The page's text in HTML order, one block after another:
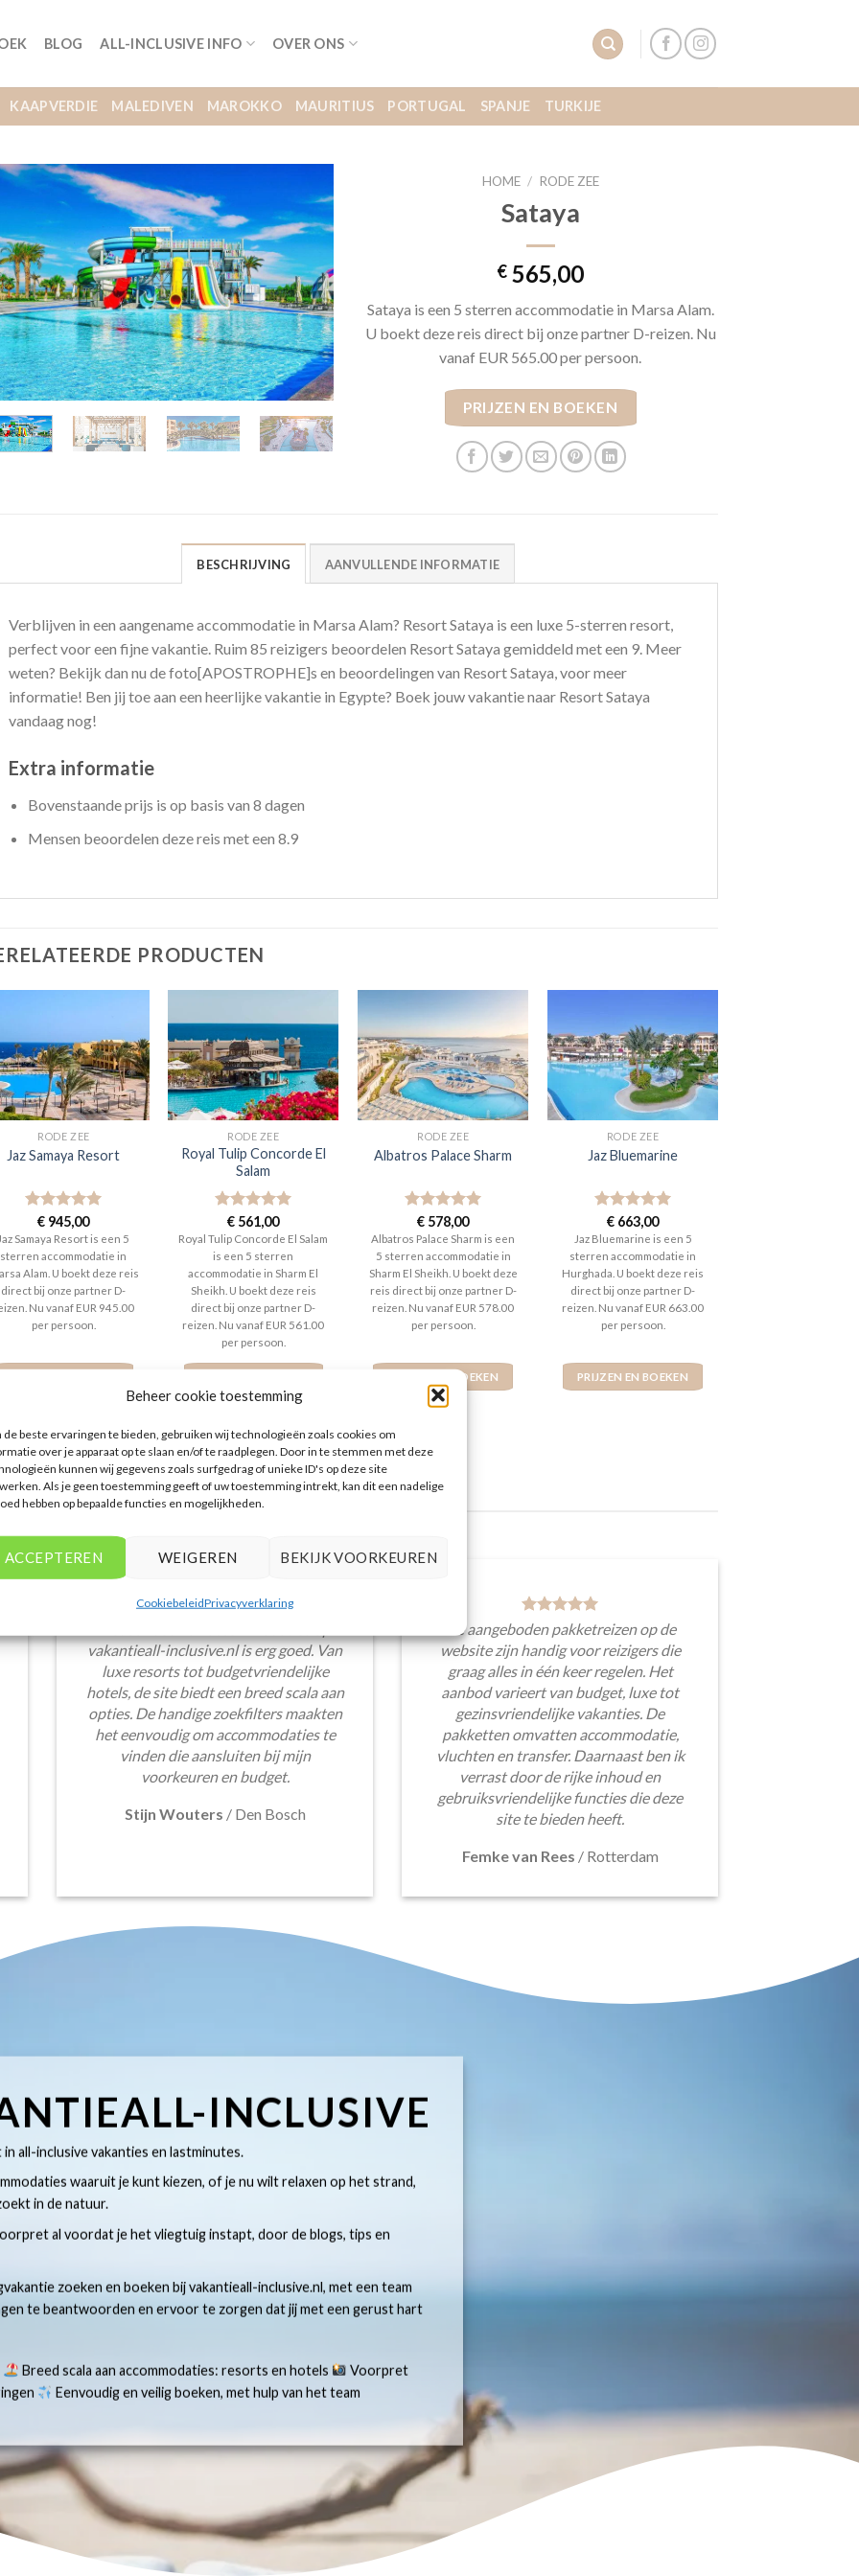
Beheer cookie toestemming
de beste ervaringen te bieden, gebruiken wij technologieën zoals cookies om
over je apparaat op te slaan en/of te raadplegen. Door in te stemmen met deze
kunnen wij gegevens zoals surfgedrag of unieke ID's op deze site
Als je geen toestemming geeft of uw toestemming intrekt, kan dit een nadelige
hebben op bepaalde functies en mogelijkheden.
ACCEPTEREN WEIGEREN BEKIJK VOORKEUREN
CookiebeleidPrivacyverklaring
BLOG ALL-INCLUSIVE INFO OVER ONS
KAAPVERDIE MALEDIVEN MAROKKO MAURITIUS PORTUGAL SPANJE TURKIJE
HOME / RODE ZEE
Sataya
€ 565,00
Sataya is een 5 sterren accommodatie in Marsa Alam.
U boekt deze reis direct bij onze partner D-reizen. Nu
vanaf EUR 565.00 per persoon.
PRIJZEN EN BOEKEN
BESCHRIJVING AANVULLENDE INFORMATIE
Verblijven in een aangename accommodatie in Marsa Alam? Resort Sataya is een luxe 5-sterren resort,
perfect voor een fijne vakantie. Ruim 85 reizigers beoordelen Resort Sataya gemiddeld met een 9. Meer
weten? Bekijk dan nu de foto[APOSTROPHE]s en beoordelingen van Resort Sataya, voor meer
informatie! Ben jij toe aan een heerlijke vakantie in Egypte? Boek jouw vakantie naar Resort Sataya
vandaag nog!
Extra informatie
Bovenstaande prijs is op basis van 8 dagen
Mensen beoordelen deze reis met een 8.9
PRODUCTEN
RODE ZEE
Jaz Samaya Resort
Gewaardeerd
5uit 5
€ 945,00
Samaya Resort is een 5
sterren accommodatie in
Alam. U boekt deze reis
direct bij onze partner D-
Nu vanaf EUR 945.00
per persoon.
RODE ZEE
Royal Tulip Concorde El
Salam
Gewaardeerd
5uit 5
€ 561,00
Royal Tulip Concorde El Salam
is een 5 sterren
accommodatie in Sharm El
Sheikh. U boekt deze reis
direct bij onze partner D-
reizen. Nu vanaf EUR 561.00
per persoon.
RODE ZEE
Albatros Palace Sharm
Gewaardeerd
5uit 5
€ 578,00
Albatros Palace Sharm is een
5 sterren accommodatie in
Sharm El Sheikh. U boekt deze
reis direct bij onze partner D-
reizen. Nu vanaf EUR 578.00
per persoon.
PRIJZEN EN BOEKEN
RODE ZEE
Jaz Bluemarine
Gewaardeerd
5uit 5
€ 663,00
Jaz Bluemarine is een 5
sterren accommodatie in
Hurghada. U boekt deze reis
direct bij onze partner D-
reizen. Nu vanaf EUR 663.00
per persoon.
PRIJZEN EN BOEKEN
WAT ZE OVER ONS ZEGGEN
vakantieall-inclusive.nl is erg goed. Van
luxe resorts tot budgetvriendelijke
hotels, de site biedt een breed scala aan
opties. De handige zoekfilters maakten
het eenvoudig om accommodaties te
vinden die aansluiten bij mijn
voorkeuren en budget.
Stijn Wouters / Den Bosch
De aangeboden pakketreizen op de
website zijn handig voor reizigers die
graag alles in één keer regelen. Het
aanbod varieert van budget, luxe tot
gezinsvriendelijke vakanties. De
pakketten omvatten accommodatie,
vluchten en transfer. Daarnaast ben ik
verrast door de rijke inhoud en
gebruiksvriendelijke functies die deze
site te bieden heeft.
Femke van Rees / Rotterdam
INCLUSIVE
all-inclusive vakanties en lastminutes.
waaruit je kunt kiezen, of je nu wilt relaxen op het strand,
in de natuur.
al voordat je het vliegtuig instapt, door de blogs, tips en
zoeken en boeken bij vakantieall-inclusive.nl, met een team
te beantwoorden en ervoor te zorgen dat jij met een gerust hart
Breed scala aan accommodaties: resorts en hotels
Voorpret
Eenvoudig en veilig boeken, met hulp van het team